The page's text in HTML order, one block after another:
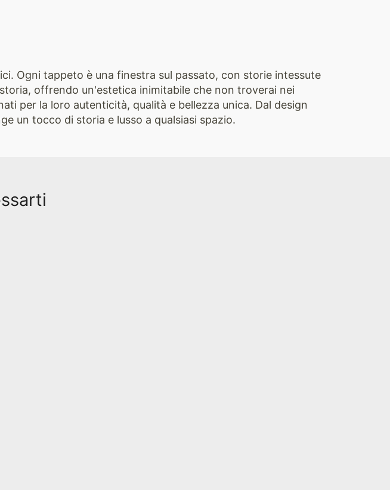
Ogni tappeto è una finestra sul passato, con storie intessute
offrendo un'estetica inimitabile che non troverai nei
per la loro autenticità, qualità e bellezza unica. Dal design
un tocco di storia e lusso a qualsiasi spazio.